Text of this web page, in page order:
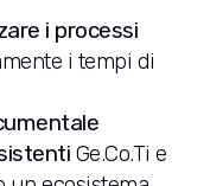
i processi
i tempi di
Ge.Co.Ti e